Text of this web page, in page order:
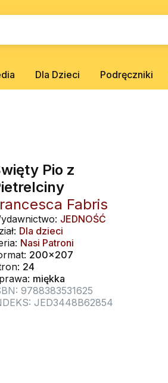
Dla Dzieci Podręczniki
Pio z
Fabris
JEDNOŚĆ
Dla dzieci
Nasi Patroni
200x207
24
miękka
9788383531625
JED3448B62854